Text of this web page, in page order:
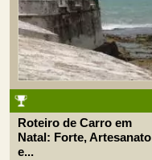
Roteiro de Carro em
Natal: Forte, Artesanato
e...